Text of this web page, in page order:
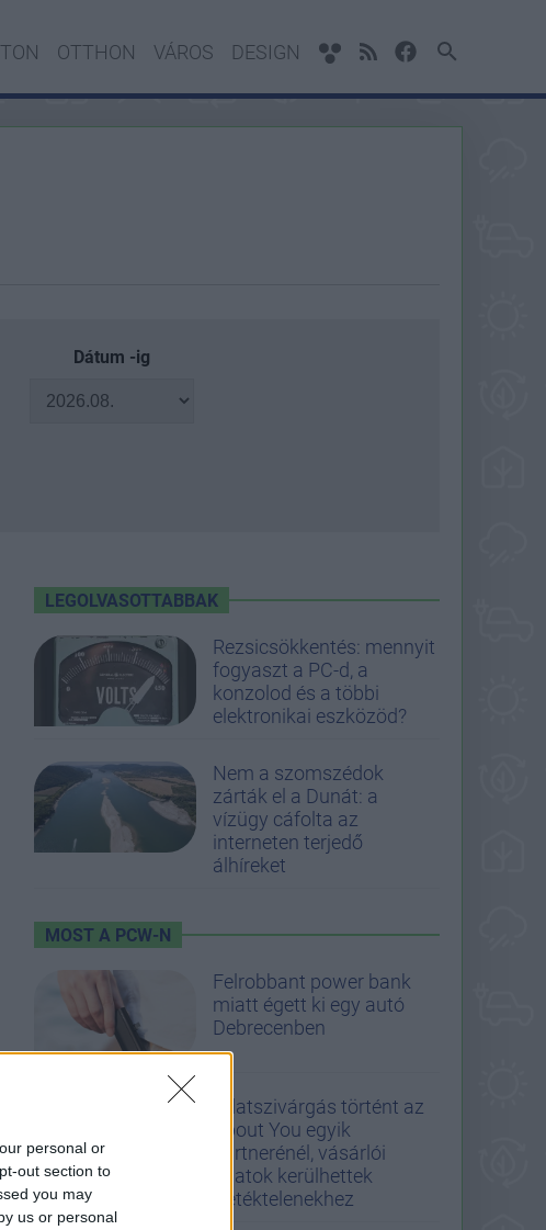
personal or
out section to
you may
us or personal
OTTHON VÁROS DESIGN
Dátum -ig
LEGOLVASOTTABBAK
Rezsicsökkentés: mennyit
fogyaszt a PC-d, a
konzolod és a többi
elektronikai eszközöd?
Nem a szomszédok
zárták el a Dunát: a
vízügy cáfolta az
interneten terjedő
álhíreket
MOST A PCW-N
Felrobbant power bank
miatt égett ki egy autó
Debrecenben
Adatszivárgás történt az
About You egyik
partnerénél, vásárlói
adatok kerülhettek
illetéktelenekhez